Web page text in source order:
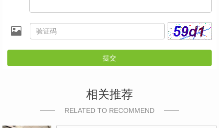
提交
相关推荐
RELATED TO RECOMMEND